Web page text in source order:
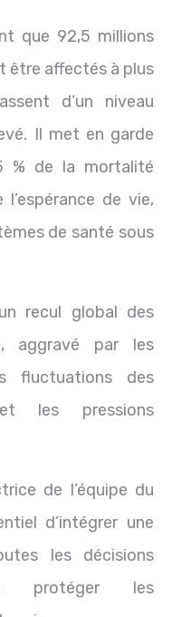
que 92,5 millions
être affectés à plus
d’un niveau
Il met en garde
% de la mortalité
de vie,
de santé sous
recul global des
aggravé par les
fluctuations des
les pressions
de l’équipe du
d’intégrer une
les décisions
protéger les